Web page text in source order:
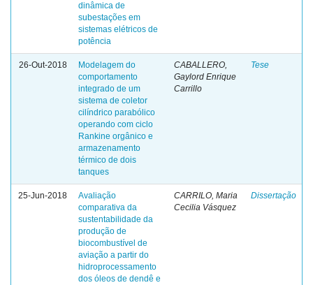
dinâmica de
subestações em
sistemas elétricos de
potência
26-Out-2018
Modelagem do
comportamento
integrado de um
sistema de coletor
cilíndrico parabólico
operando com ciclo
Rankine orgânico e
armazenamento
térmico de dois
tanques
CABALLERO,
Gaylord Enrique
Carrillo
Tese
25-Jun-2018
Avaliação
comparativa da
sustentabilidade da
produção de
biocombustível de
aviação a partir do
hidroprocessamento
dos óleos de dendê e
CARRILO, Maria
Cecilia Vásquez
Dissertação